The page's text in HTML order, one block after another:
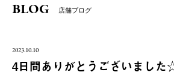
BLOG 店舗ブログ
2023.10.10
4日間ありがとうございました